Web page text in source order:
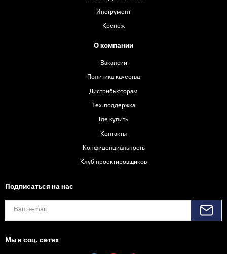
Инструмент
Крепеж
О компании
Вакансии
Политика качества
Дистрибьюторам
Тех.поддержка
Где купить
Контакты
Конфиденциальность
Клуб проектировщиков
Подписаться на нас
Мы в соц. сетях